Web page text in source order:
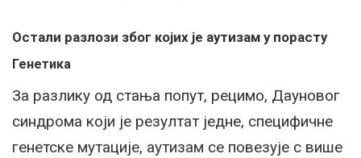
Остали разлози због којих је аутизам у порасту
Генетика
За разлику од стања попут, рецимо, Дауновог
синдрома који је резултат једне, специфичне
генетске мутације, аутизам се повезује с више